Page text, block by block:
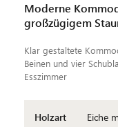
Moderne
großzügigem
Klar gestaltete
Beinen und vier
Esszimmer
Holzart Eiche